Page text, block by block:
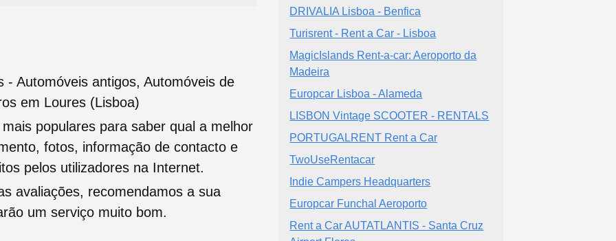
- Automóveis antigos, Automóveis de
em Loures (Lisboa)
populares para saber qual a melhor
fotos, informação de contacto e
pelos utilizadores na Internet.
avaliações, recomendamos a sua
um serviço muito bom.
DRIVALIA Lisboa - Benfica
Turisrent - Rent a Car - Lisboa
MagicIslands Rent-a-car: Aeroporto da
Madeira
Europcar Lisboa - Alameda
LISBON Vintage SCOOTER - RENTALS
PORTUGALRENT Rent a Car
TwoUseRentacar
Indie Campers Headquarters
Europcar Funchal Aeroporto
Rent a Car AUTATLANTIS - Santa Cruz